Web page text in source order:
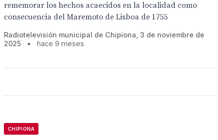
rememorar los hechos acaecidos en la localidad como
consecuencia del Maremoto de Lisboa de 1755
Radiotelevisión municipal de Chipiona, 3 de noviembre de
2025
• hace 9 meses
CHIPIONA